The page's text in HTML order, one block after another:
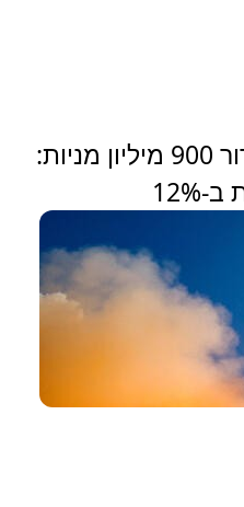
יום לאחר שחרור 900 מיליון מניות: